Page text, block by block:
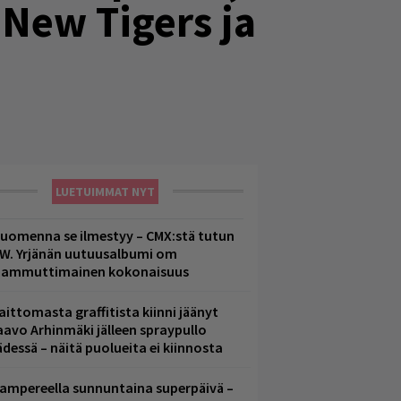
Tigers ja
LUETUIMMAT NYT
se ilmestyy – CMX:stä tutun
Yrjänän uutuusalbumi om
kokonaisuus
graffitista kiinni jäänyt
Arhinmäki jälleen spraypullo
– näitä puolueita ei kiinnosta
sunnuntaina superpäivä –